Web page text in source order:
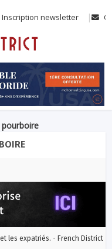
Inscription newsletter
pourboire
les expatriés. - French District